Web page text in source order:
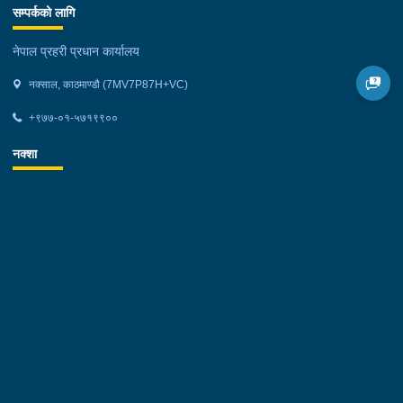
सम्पर्कको लागि
नेपाल प्रहरी प्रधान कार्यालय
नक्साल, काठमाण्डौ (7MV7P87H+VC)
+९७७-०१-५७१९९००
नक्शा